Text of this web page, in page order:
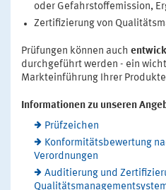
oder Gefahrstoffemission,
Zertifizierung von
Prüfungen können auch
durchgeführt werden - ein
Markteinführung Ihrer
Informationen zu unseren
Prüfzeichen
Konformitätsbewertung
Verordnungen
Auditierung und